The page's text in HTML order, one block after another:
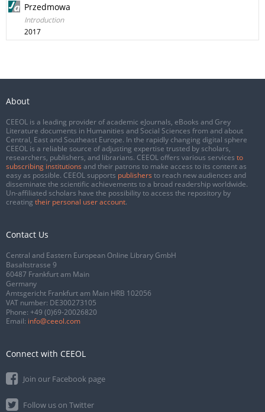
Przedmowa
Introduction
2017
About
CEEOL is a leading provider of academic eJournals, eBooks and Grey
Literature documents in Humanities and Social Sciences from and about
Central, East and Southeast Europe. In the rapidly changing digital sphere
CEEOL is a reliable source of adjusting expertise trusted by scholars,
researchers, publishers, and librarians. CEEOL offers various services to
subscribing institutions and their patrons to make access to its content as
easy as possible. CEEOL supports publishers to reach new audiences and
disseminate the scientific achievements to a broad readership worldwide.
Un-affiliated scholars have the possibility to access the repository by
creating their personal user account.
Contact Us
Central and Eastern European Online Library GmbH
Basaltstrasse 9
60487 Frankfurt am Main
Germany
Amtsgericht Frankfurt am Main HRB 102056
VAT number: DE300273105
Phone: +49 (0)69-20026820
Email: info@ceeol.com
Connect with CEEOL
Join our Facebook page
Follow us on Twitter